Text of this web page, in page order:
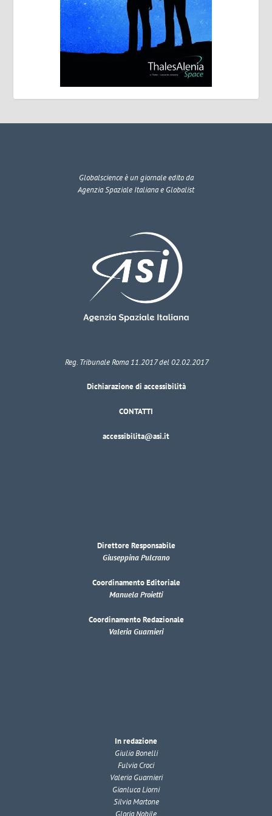
Globalscienceè un giornale edito da
Agenzia Spaziale Italiana e Globalist
Reg. Tribunale Roma 11.2017 del 02.02.2017
Dichiarazione di accessibilità
CONTATTI
accessibilita@asi.it
Direttore Responsabile
Giuseppina Pulcrano
Coordinamento Editoriale
Manuela Proietti
Coordinamento Redazionale
Valeria Guarnieri
In redazione
Giulia Bonelli
Fulvia Croci
Valeria Guarnieri
Gianluca Liorni
Silvia Martone
Gloria Nobile